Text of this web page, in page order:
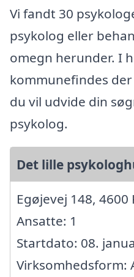
Vi fandt 30
psykolog eller
omegn herunder. I
kommunefindes
du vil udvide din
psykolog.
Det lille
Egøjevej 148, 4600
Ansatte: 1
Startdato: 08.
Virksomhedsform: